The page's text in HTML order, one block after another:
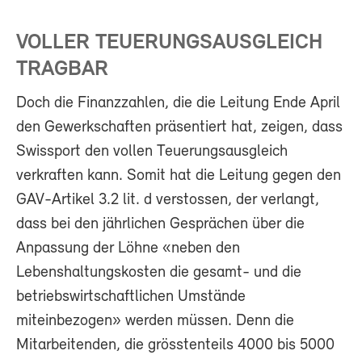
VOLLER TEUERUNGSAUSGLEICH
TRAGBAR
Doch die Finanzzahlen, die die Leitung Ende April
den Gewerkschaften präsentiert hat, zeigen, dass
Swissport den vollen Teuerungsausgleich
verkraften kann. Somit hat die Leitung gegen den
GAV-Artikel 3.2 lit. d verstossen, der verlangt,
dass bei den jährlichen Gesprächen über die
Anpassung der Löhne «neben den
Lebenshaltungskosten die gesamt- und die
betriebswirtschaftlichen Umstände
miteinbezogen» werden müssen. Denn die
Mitarbeitenden, die grösstenteils 4000 bis 5000